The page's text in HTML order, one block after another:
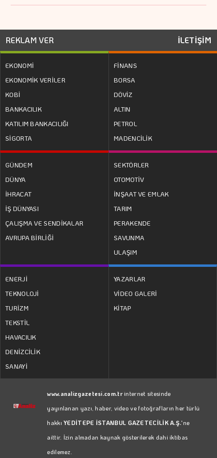
REKLAM VER İLETİŞİM
EKONOMİ
EKONOMİK VERİLER
KOBİ
BANKACILIK
KATILIM BANKACILIĞI
SİGORTA
FİNANS
BORSA
DÖVİZ
ALTIN
PETROL
MADENCİLİK
GÜNDEM
DÜNYA
İHRACAT
İŞ DÜNYASI
ÇALIŞMA VE SENDİKALAR
AVRUPA BİRLİĞİ
SEKTÖRLER
OTOMOTİV
İNŞAAT VE EMLAK
TARIM
PERAKENDE
SAVUNMA
ULAŞIM
ENERJİ
TEKNOLOJİ
TURİZM
TEKSTİL
HAVACILIK
DENİZCİLİK
SANAYİ
YAZARLAR
VİDEO GALERİ
KİTAP
www.analizgazetesi.com.trinternet sitesinde
yayınlanan yazı, haber, video ve fotoğrafların her türlü
hakkıYEDİTEPE İSTANBUL GAZETECİLİK A.Ş.'ne
aittir. İzin almadan kaynak gösterilerek dahi iktibas
edilemez.